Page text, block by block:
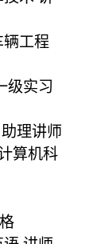
工程
级实习
理讲师
算机科